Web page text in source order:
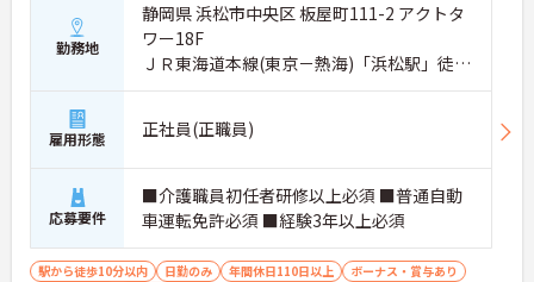
・腰を据えて働きやすい環境
→ 将来を見据えてキャリア形成が可能です♪
複数サービスを展開する法人だからこその強みがあ
ります。
・特養・ショートステイ・デイサービスを運営
・地域包括支援センターも展開
・多職種との連携機会が豊富
・地域全体を支える視点が身につく
→ 幅広い知識と経験を積める環境です♪
勤務地
静岡県 浜松市中央区 板屋町111-2 アクトタ
ワー18F
ＪＲ東海道本線(東京－熱海)「浜松駅」徒歩
6分
雇用形態 正社員(正職員)
応募要件
■介護職員初任者研修以上必須 ■普通自動
車運転免許必須 ■経験3年以上必須
駅から徒歩10分以内 日勤のみ 年間休日110日以上
ボーナス・賞与あり